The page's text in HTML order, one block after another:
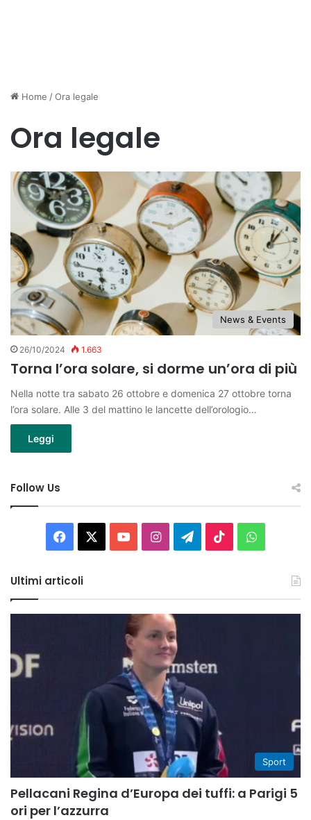
Home /Ora legale
Ora legale
News & Events
26/10/2024 1.663
Torna l’ora solare, si dorme un’ora di più
Nella notte tra sabato 26 ottobre e domenica 27 ottobre torna
l’ora solare. Alle 3 del mattino le lancette dell’orologio…
Leggi
Follow Us
Facebook You InstagramTelegram
TikTok
Ultimi articoli
Sport
Pellacani Regina d’Europa dei tuffi: a Parigi 5
ori per l’azzurra